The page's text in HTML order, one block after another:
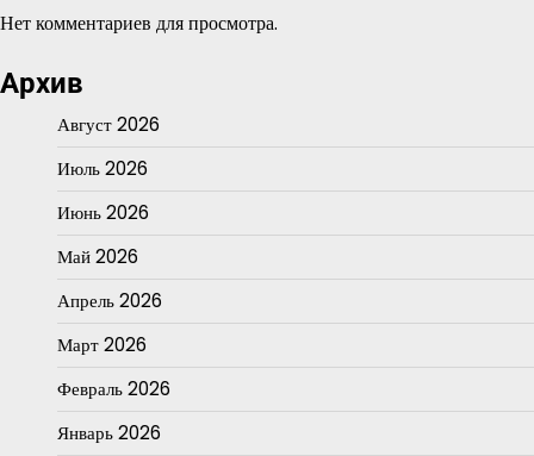
Нет комментариев для просмотра.
Архив
Август 2026
Июль 2026
Июнь 2026
Май 2026
Апрель 2026
Март 2026
Февраль 2026
Январь 2026